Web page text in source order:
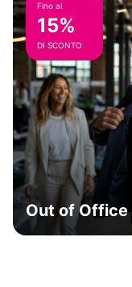
Fino al
15%
DI SCONTO
Out of Office